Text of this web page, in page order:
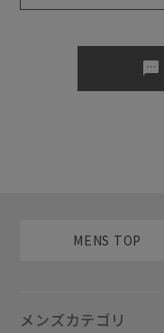
sms
MENS TOP
メンズカテゴリ